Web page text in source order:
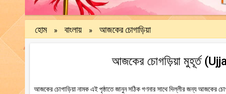
হোম » বাংলায় » আজকের চোগাড়িয়া
আজকের চোগড়িয়া মুহূর্ত
আজকের চোগাড়িয়া নামক এই পৃষ্ঠাতে জানুন সঠিক গণনার সাথে দিল্লীর জন্য আজকের